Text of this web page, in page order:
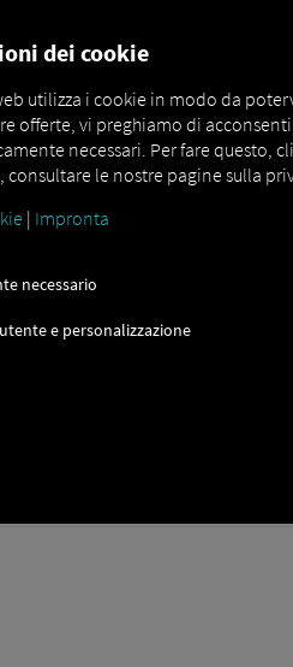
importanti per Order
per il Pocket Driver
secondo momento.
dei cookie
utilizza i cookie in modo da
offerte, vi preghiamo di
necessari. Per fare questo,
le nostre pagine sulla
| Impronta
necessario
e personalizzazione